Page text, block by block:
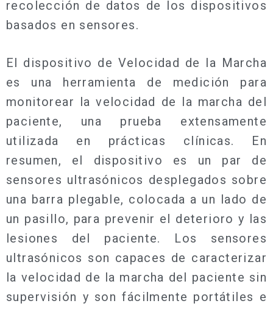
recolección de datos de los dispositivos
basados en sensores.
El dispositivo de Velocidad de la Marcha
es una herramienta de medición para
monitorear la velocidad de la marcha del
paciente, una prueba extensamente
utilizada en prácticas clínicas. En
resumen, el dispositivo es un par de
sensores ultrasónicos desplegados sobre
una barra plegable, colocada a un lado de
un pasillo, para prevenir el deterioro y las
lesiones del paciente. Los sensores
ultrasónicos son capaces de caracterizar
la velocidad de la marcha del paciente sin
supervisión y son fácilmente portátiles e